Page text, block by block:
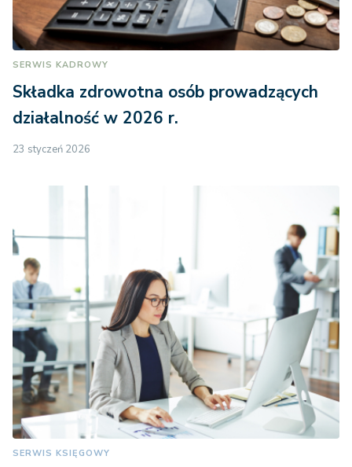
SERWIS KADROWY
Składka zdrowotna osób prowadzących
działalność w 2026 r.
23 styczeń 2026
SERWIS KSIĘGOWY